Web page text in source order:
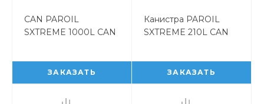
CAN PAROIL
SXTREME 1000L CAN
ЗАКАЗАТЬ
Канистра PAROIL
SXTREME 210L CAN
ЗАКАЗАТЬ